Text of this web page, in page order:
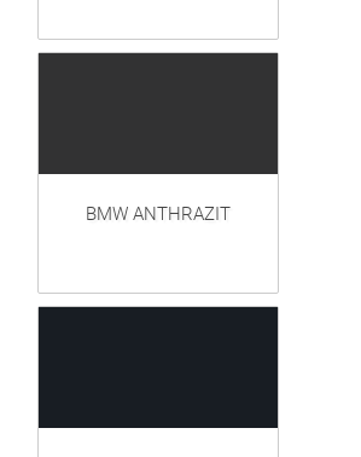
BMW ANTHRAZIT